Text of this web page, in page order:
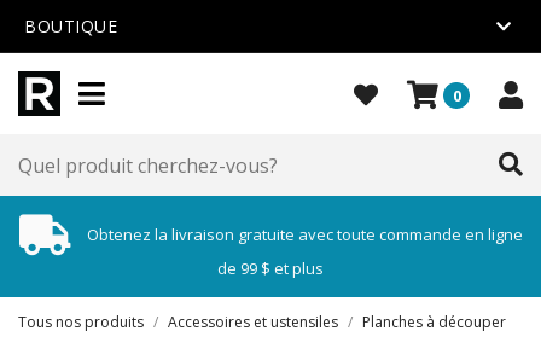
BOUTIQUE
0
Obtenez la livraison gratuite avec toute commande en ligne
de 99 $ et plus
Tous nos produits / Accessoires et ustensiles / Planches à découper